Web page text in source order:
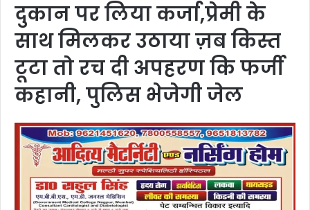
दुकान पर लिया कर्जा,प्रेमी के
साथ मिलकर उठाया ज़ब किस्त
टूटा तो रच दी अपहरण कि फर्जी
कहानी, पुलिस भेजेगी जेल